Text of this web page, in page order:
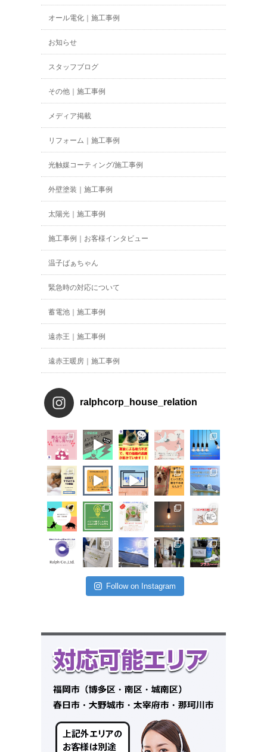
オール電化｜施工事例
お知らせ
スタッフブログ
その他｜施工事例
メディア掲載
リフォーム｜施工事例
光触媒コーティング/施工事例
外壁塗装｜施工事例
太陽光｜施工事例
施工事例｜お客様インタビュー
温子ばぁちゃん
緊急時の対応について
蓄電池｜施工事例
遠赤王｜施工事例
遠赤王暖房｜施工事例
ralphcorp_house_relation
Follow on Instagram